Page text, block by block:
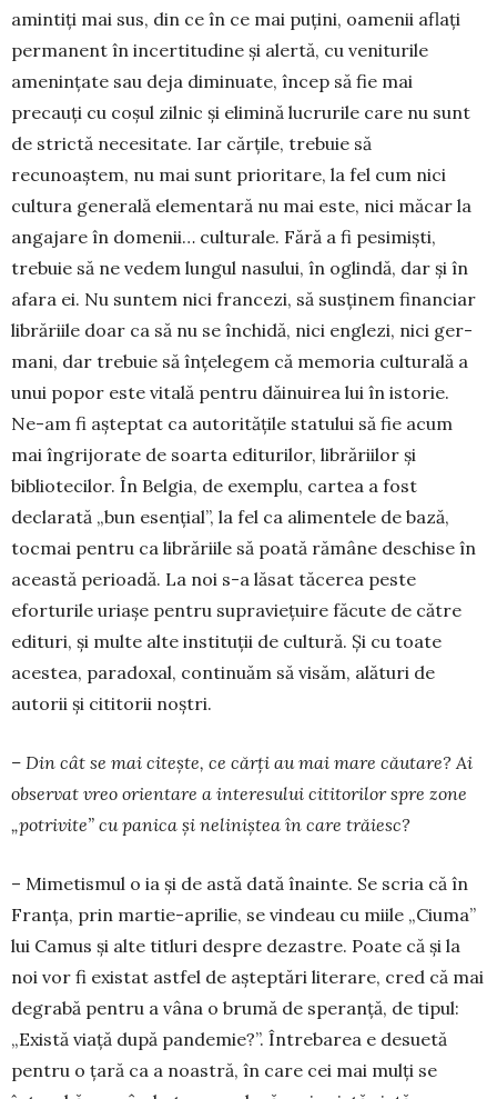
amintiți mai sus, din ce în ce mai puțini, oamenii aflați
permanent în incertitudine și alertă, cu veniturile
amenințate sau deja diminuate, încep să fie mai
precauți cu coșul zilnic și elimină lucrurile care nu sunt
de strictă necesitate. Iar cărțile, trebuie să
recunoaștem, nu mai sunt prio­ritare, la fel cum nici
cultura generală elementară nu mai este, nici măcar la
angajare în domenii… culturale. Fără a fi pesimiști,
trebuie să ne vedem lun­gul nasului, în oglindă, dar și în
afara ei. Nu suntem nici francezi, să susținem financiar
libră­riile doar ca să nu se închidă, nici englezi, nici ger­
mani, dar trebuie să înțelegem că memoria cul­turală a
unui popor este vitală pentru dăinuirea lui în istorie.
Ne-am fi așteptat ca autoritățile statului să fie acum
mai îngrijorate de soarta editurilor, librăriilor și
bibliotecilor. În Belgia, de exemplu, cartea a fost
declarată „bun esențial”, la fel ca alimentele de bază,
tocmai pentru ca librăriile să poată rămâne deschise în
această perioadă. La noi s-a lăsat tăcerea peste
eforturile uriașe pentru supraviețuire făcute de către
edituri, și multe alte instituții de cultură. Și cu toate
acestea, paradoxal, continuăm să visăm, alături de
autorii și cititorii noștri.
– Din cât se mai citește, ce cărți au mai ma­re căutare? Ai
observat vreo orientare a inte­resului cititorilor spre zone
„potrivite” cu pa­nica și neliniștea în care trăiesc?
– Mimetismul o ia și de astă dată înainte. Se scria că în
Franța, prin martie-aprilie, se vin­deau cu miile „Ciuma”
lui Camus și alte titluri despre dezastre. Poate că și la
noi vor fi existat astfel de așteptări literare, cred că mai
degrabă pen­tru a vâna o brumă de speranță, de tipul:
„Există viață după pandemie?”. Întrebarea e desuetă
pentru o țară ca a noastră, în care cei mai mulți se